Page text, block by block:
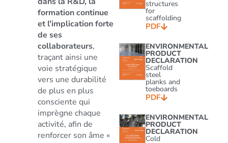
formation continue
et l'implication forte
de ses
collaborateurs,
traçant ainsi une
voie stratégique
vers une durabilité
de plus en plus
consciente qui
imprègne chaque
activité, afin de
renforcer son âme «
structures
for
scaffolding
PDF
ENVIRONMENTAL
PRODUCT
DECLARATION
Scaffold
steel
planks and
toeboards
PDF
ENVIRONMENTAL
PRODUCT
DECLARATION
Cold